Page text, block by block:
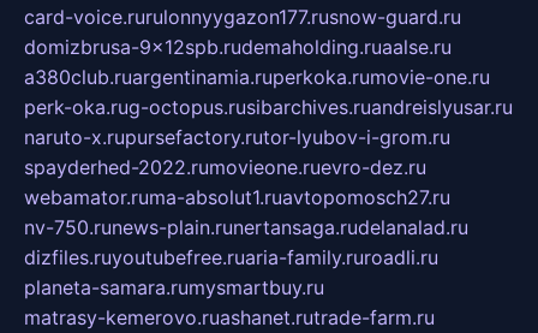
card-voice.rurulonnyygazon177.rusnow-guard.ru
domizbrusa-9x12spb.rudemaholding.ruaalse.ru
a380club.ruargentinamia.ruperkoka.rumovie-one.ru
perk-oka.rug-octopus.rusibarchives.ruandreislyusar.ru
naruto-x.rupursefactory.rutor-lyubov-i-grom.ru
spayderhed-2022.rumovieone.ruevro-dez.ru
webamator.ruma-absolut1.ruavtopomosch27.ru
nv-750.runews-plain.runertansaga.rudelanalad.ru
dizfiles.ruyoutubefree.ruaria-family.ruroadli.ru
planeta-samara.rumysmartbuy.ru
matrasy-kemerovo.ruashanet.rutrade-farm.ru